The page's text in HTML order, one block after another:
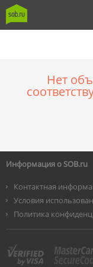
Нет
Информация о SOB.ru
Контактная
Условия
Политика